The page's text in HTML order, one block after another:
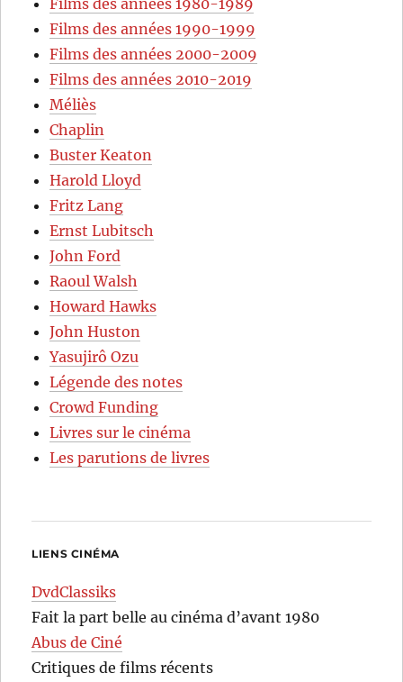
Films des années 1990-1999
Films des années 2000-2009
Films des années 2010-2019
Méliès
Chaplin
Buster Keaton
Harold Lloyd
Fritz Lang
Ernst Lubitsch
John Ford
Raoul Walsh
Howard Hawks
John Huston
Yasujirô Ozu
Légende des notes
Crowd Funding
Livres sur le cinéma
Les parutions de livres
LIENS CINÉMA
DvdClassiks
Fait la part belle au cinéma d’avant 1980
Abus de Ciné
Critiques de films récents